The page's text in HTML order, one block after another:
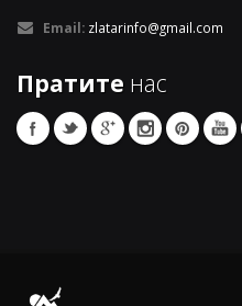
Email: zlatarinfo@gmail.com
Пратите нас